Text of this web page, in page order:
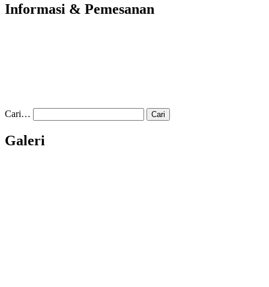
Informasi & Pemesanan
Cari…
Galeri